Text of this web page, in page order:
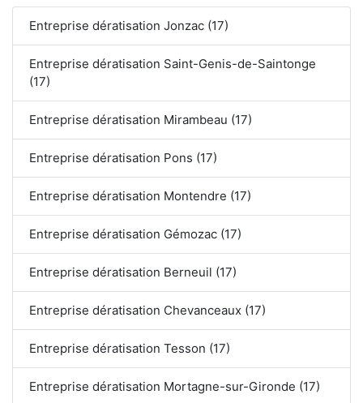
Entreprise dératisation Jonzac (17)
Entreprise dératisation Saint-Genis-de-Saintonge
(17)
Entreprise dératisation Mirambeau (17)
Entreprise dératisation Pons (17)
Entreprise dératisation Montendre (17)
Entreprise dératisation Gémozac (17)
Entreprise dératisation Berneuil (17)
Entreprise dératisation Chevanceaux (17)
Entreprise dératisation Tesson (17)
Entreprise dératisation Mortagne-sur-Gironde (17)